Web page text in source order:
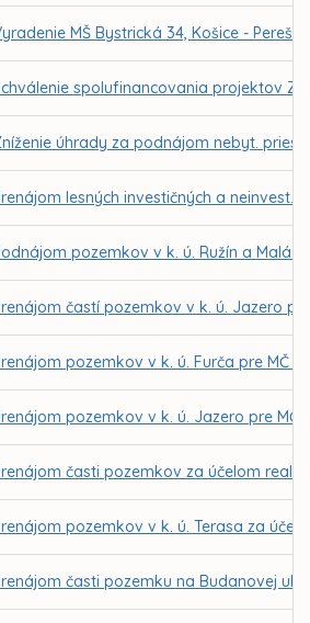
MŠ Bystrická 34, Košice - Pereš
spolufinancovania projektov
úhrady za podnájom nebyt.
lesných investičných a neinvest.
pozemkov v k. ú. Ružín a Malá
častí pozemkov v k. ú. Jazero
pozemkov v k. ú. Furča pre MČ
pozemkov v k. ú. Jazero pre MČ
časti pozemkov za účelom
pozemkov v k. ú. Terasa za
časti pozemku na Budanovej ul.